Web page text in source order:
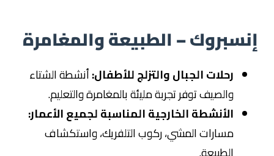
إنسبروك – الطبيعة والمغامرة
رحلات الجبال والتزلج للأطفال:أنشطة الشتاء
والصيف توفر تجربة مليئة بالمغامرة والتعليم.
الأنشطة الخارجية المناسبة لجميع الأعمار:
مسارات المشي، ركوب التلفريك، واستكشاف